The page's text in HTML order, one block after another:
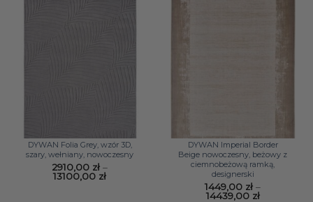
DYWAN Folia Grey, wzór 3D,
szary, wełniany, nowoczesny
2910,00 zł –
13100,00 złZakres
DYWAN Imperial Border
Beige nowoczesny, beżowy z
ciemnobeżową ramką,
designerski
1449,00 zł –
14439,00 złZakres